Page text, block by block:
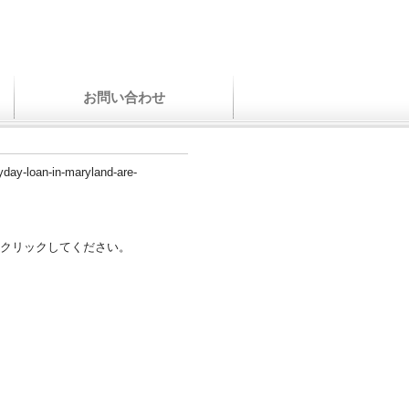
お問い合わせ
loan-in-maryland-are-
リックしてください。